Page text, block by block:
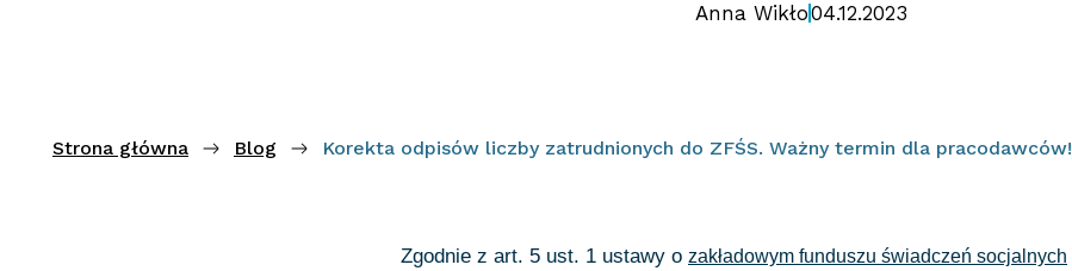
Anna Wikło04.12.2023
Strona główna Blog Korekta odpisów liczby zatrudnionych do ZFŚS. Ważny termin dla pracodawców!
Zgodnie z art. 5 ust. 1 ustawy o zakładowym funduszu świadczeń socjalnych